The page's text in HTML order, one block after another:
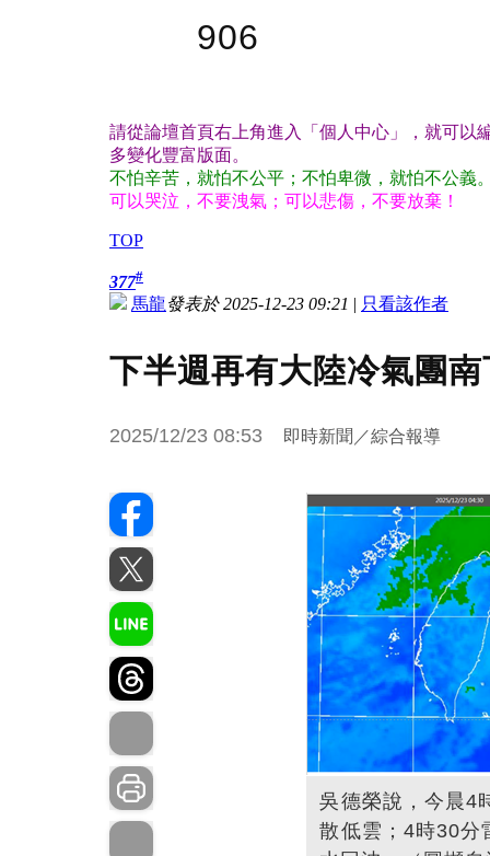
906
請從論壇首頁右上角進入「個人中心」，就可以
多變化豐富版面。
不怕辛苦，就怕不公平；不怕卑微，就怕不公義
可以哭泣，不要洩氣；可以悲傷，不要放棄！
TOP
377#
馬龍發表於 2025-12-23 09:21 | 只看該作者
下半週再有大陸冷氣團
2025/12/23 08:53 即時新聞／綜合報導
吳德榮說，今晨4
散低雲；4時30分